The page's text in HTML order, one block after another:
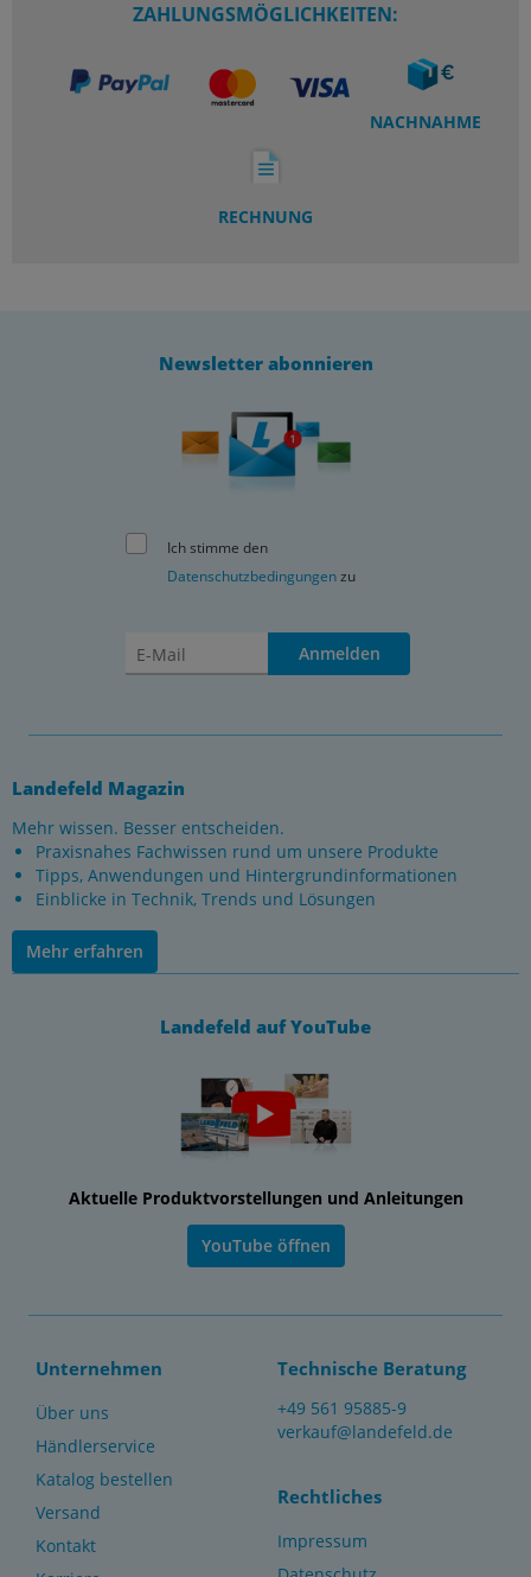
ZAHLUNGSMÖGLICHKEITEN:
NACHNAHME
RECHNUNG
Newsletter abonnieren
Ich stimme den
Datenschutzbedingungenzu
Anmelden
Landefeld Magazin
Mehr wissen. Besser entscheiden.
Praxisnahes Fachwissen rund um unsere Produkte
Tipps, Anwendungen und Hintergrundinformationen
Einblicke in Technik, Trends und Lösungen
Mehr erfahren
Landefeld auf YouTube
Aktuelle Produktvorstellungen und Anleitungen
YouTube öffnen
Unternehmen
Über uns
Händlerservice
Katalog bestellen
Versand
Kontakt
Technische Beratung
+49 561 95885-9
verkauf@landefeld.de
Rechtliches
Impressum